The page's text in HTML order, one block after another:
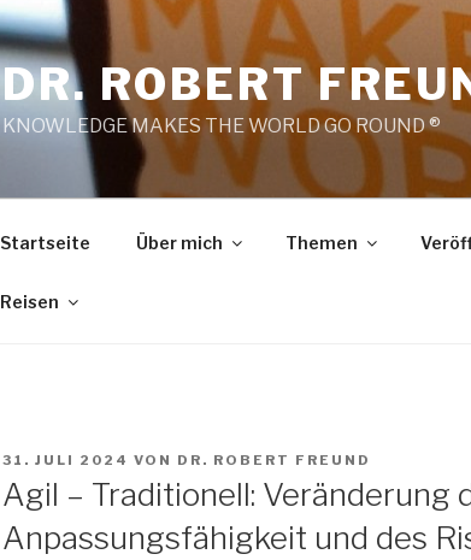
DR. ROBERT
KNOWLEDGE MAKES THE WORLD GO ROUND ®
Startseite Über mich Themen
Reisen
VERÖFFENTLICHT
31. JULI 2024 VON DR. ROBERT FREUND
Agil – Traditionell: Veränderung
Anpassungsfähigkeit und des